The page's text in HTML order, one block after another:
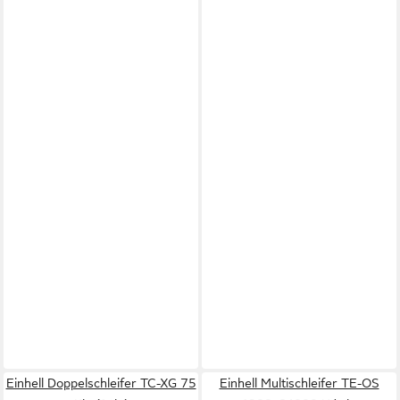
Einhell Doppelschleifer TC-XG 75
Einhell Multischleifer TE-OS